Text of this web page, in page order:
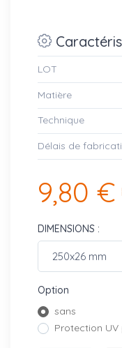
LOT
Matière
Technique
Délais de
9,80 €
DIMENSIONS :
Option
sans
Protection